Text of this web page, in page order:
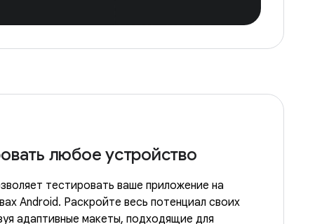
любое устройство
тестировать ваше приложение на
Android. Раскройте весь потенциал своих
адаптивные макеты, подходящие для